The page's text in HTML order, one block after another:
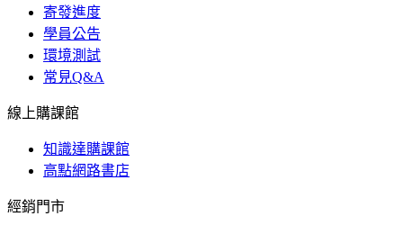
寄發進度
學員公告
環境測試
常見Q&A
線上購課館
知識達購課館
高點網路書店
經銷門市